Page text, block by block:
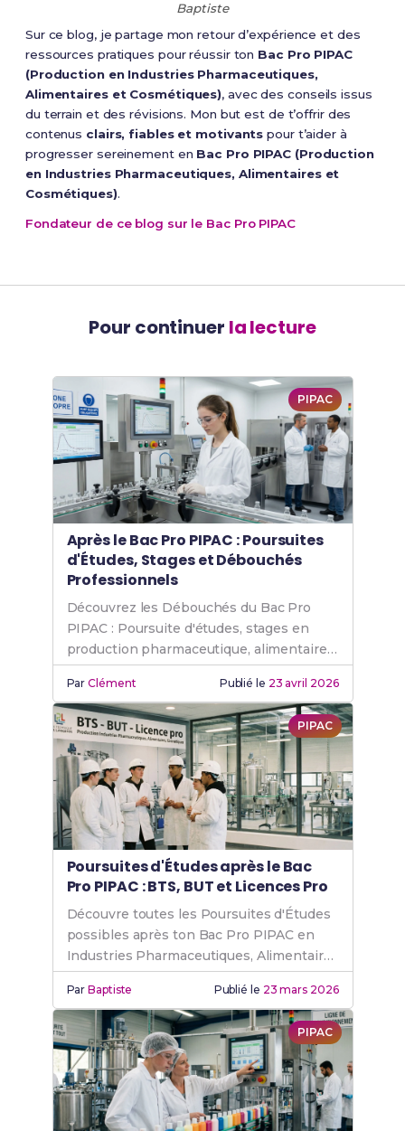
Baptiste
Sur ce blog, je partage mon retour d’expérience et des
ressources pratiques pour réussir ton Bac Pro PIPAC
(Production en Industries Pharmaceutiques,
Alimentaires et Cosmétiques), avec des conseils issus
du terrain et des révisions. Mon but est de t’offrir des
contenus clairs, fiables et motivants pour t’aider à
progresser sereinement en Bac Pro PIPAC (Production
en Industries Pharmaceutiques, Alimentaires et
Cosmétiques).
Fondateur de ce blog sur le Bac Pro PIPAC
Pour continuer la lecture
PIPAC
Après le Bac Pro PIPAC : Poursuites
d'Études, Stages et Débouchés
Professionnels
Découvrez les Débouchés du Bac Pro
PIPAC : Poursuite d'études, stages en
production pharmaceutique, alimentaire
et cosmétique, et métiers accessibles.
ParClément Publié le 23 avril 2026
PIPAC
Poursuites d'Études après le Bac
Pro PIPAC : BTS, BUT et Licences Pro
Découvre toutes les Poursuites d'Études
possibles après ton Bac Pro PIPAC en
Industries Pharmaceutiques, Alimentaires
et Cosmétiques.
ParBaptiste Publié le 23 mars 2026
PIPAC